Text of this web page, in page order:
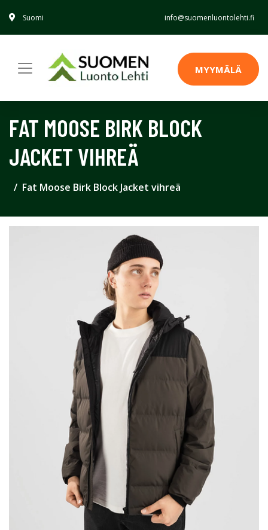
Suomi info@suomenluontolehti.fi
MYYMÄLÄ
FAT MOOSE BIRK BLOCK
JACKET VIHREÄ
Fat Moose Birk Block Jacket vihreä